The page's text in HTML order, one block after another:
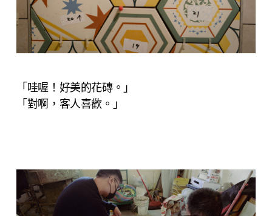
「哇喔！好美的花磚。」
「對啊，客人喜歡。」